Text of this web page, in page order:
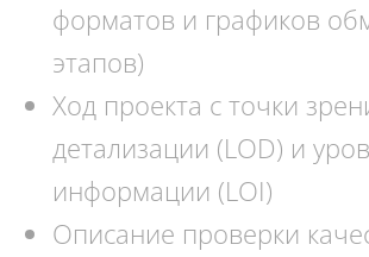
форматов и графиков
этапов)
Ход проекта с точки
детализации (LOD) и
информации (LOI)
Описание проверки